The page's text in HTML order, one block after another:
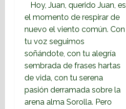
Hoy, Juan, querido Juan, es
el momento de respirar de
nuevo el viento común. Con
tu voz seguimos
soñándote, con tu alegría
sembrada de frases hartas
de vida, con tu serena
pasión derramada sobre la
arena alma Sorolla. Pero